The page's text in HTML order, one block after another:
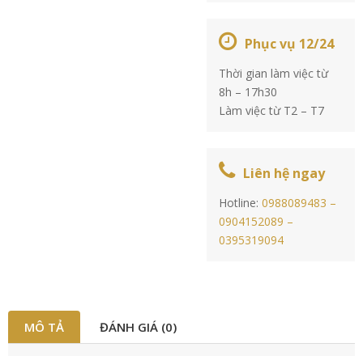
Phục vụ 12/24
Thời gian làm việc từ
8h – 17h30
Làm việc từ T2 – T7
Liên hệ ngay
Hotline:0988089483 –
0904152089 –
0395319094
MÔ TẢ ĐÁNH GIÁ (0)